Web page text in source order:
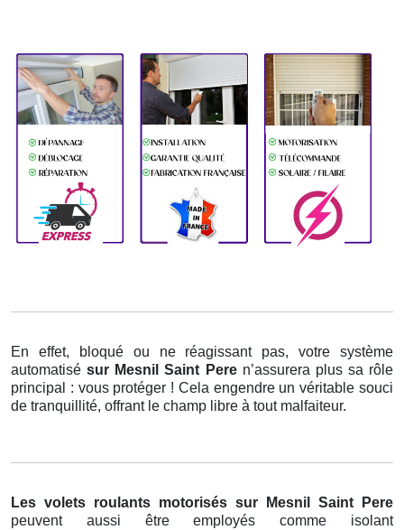
En effet, bloqué ou ne réagissant pas, votre système
automatisésur Mesnil Saint Pere n’assurera plus sa rôle
principal : vous protéger ! Cela engendre un véritable souci
de tranquillité, offrant le champ libre à tout malfaiteur.
Les volets roulants motorisés sur Mesnil Saint Pere
peuvent aussi être employés comme isolant